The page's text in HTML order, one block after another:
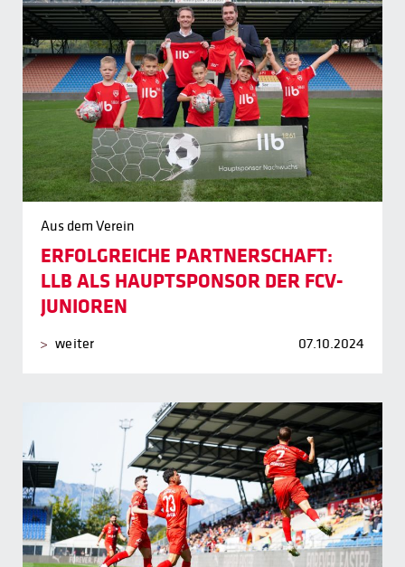
Aus dem Verein
ERFOLGREICHE PARTNERSCHAFT:
LLB ALS HAUPTSPONSOR DER FCV-
JUNIOREN
weiter 07.10.2024